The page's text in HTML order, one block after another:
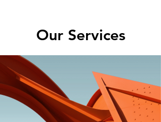
Our Services